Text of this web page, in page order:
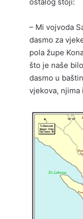
– Mi vojvoda
dasmo za
pola župe
što je naše
dasmo u
vjekova, njima